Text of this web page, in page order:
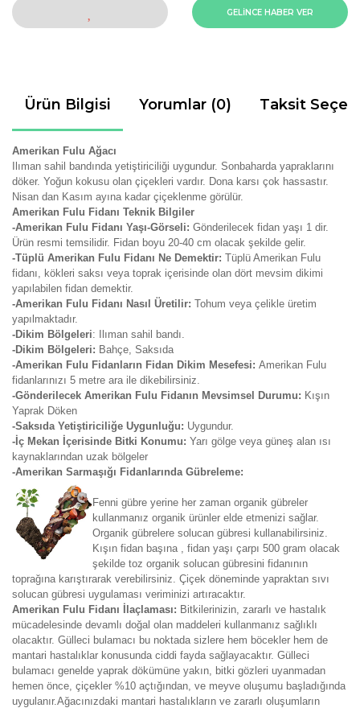
GELİNCE HABER VER
Ürün Bilgisi Yorumlar (0) Taksit
Amerikan Fulu Ağacı
Ilıman sahil bandında yetiştiriciliği uygundur. Sonbaharda yapraklarını
döker. Yoğun kokusu olan çiçekleri vardır. Dona karsı çok hassastır.
Nisan dan Kasım ayına kadar çiçeklenme görülür.
Amerikan Fulu Fidanı Teknik Bilgiler
-Amerikan Fulu Fidanı Yaşı-Görseli: Gönderilecek fidan yaşı 1 dir.
Ürün resmi temsilidir. Fidan boyu 20-40 cm olacak şekilde gelir.
-Tüplü Amerikan Fulu Fidanı Ne Demektir: Tüplü Amerikan Fulu
fidanı, kökleri saksı veya toprak içerisinde olan dört mevsim dikimi
yapılabilen fidan demektir.
-Amerikan Fulu Fidanı Nasıl Üretilir: Tohum veya çelikle üretim
yapılmaktadır.
-Dikim Bölgeleri: Ilıman sahil bandı.
-Dikim Bölgeleri: Bahçe, Saksıda
-Amerikan Fulu Fidanların Fidan Dikim Mesefesi: Amerikan Fulu
fidanlarınızı 5 metre ara ile dikebilirsiniz.
-Gönderilecek Amerikan Fulu Fidanın Mevsimsel Durumu: Kışın
Yaprak Döken
-Saksıda Yetiştiriciliğe Uygunluğu: Uygundur.
-İç Mekan İçerisinde Bitki Konumu: Yarı gölge veya güneş alan ısı
kaynaklarından uzak bölgeler
-Amerikan Sarmaşığı Fidanlarında Gübreleme:
Fenni gübre yerine her zaman organik gübreler
kullanmanız organik ürünler elde etmenizi sağlar.
Organik gübrelere solucan gübresi kullanabilirsiniz.
Kışın fidan başına , fidan yaşı çarpı 500 gram olacak
şekilde toz organik solucan gübresini fidanının
toprağına karıştırarak verebilirsiniz. Çiçek döneminde yapraktan sıvı
solucan gübresi uygulaması veriminizi artıracaktır.
Amerikan Fulu Fidanı İlaçlaması: Bitkilerinizin, zararlı ve hastalık
mücadelesinde devamlı doğal olan maddeleri kullanmanız sağlıklı
olacaktır. Gülleci bulamacı bu noktada sizlere hem böcekler hem de
mantari hastalıklar konusunda ciddi fayda sağlayacaktır. Gülleci
bulamacı genelde yaprak dökümüne yakın, bitki gözleri uyanmadan
hemen önce, çiçekler %10 açtığından, ve meyve oluşumu başladığında
uygulanır.Ağacınızdaki mantari hastalıkların ve zararlı oluşumların